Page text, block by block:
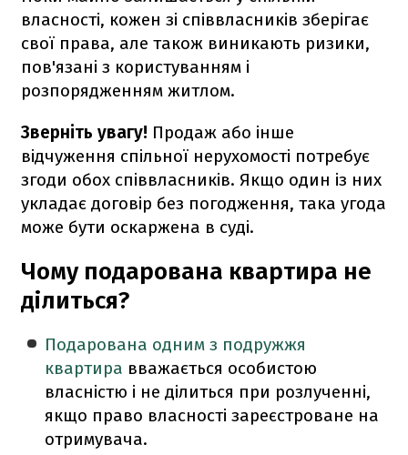
власності, кожен зі співвласників зберігає
свої права, але також виникають ризики,
пов'язані з користуванням і
розпорядженням житлом.
Зверніть увагу! Продаж або інше
відчуження спільної нерухомості потребує
згоди обох співвласників. Якщо один із них
укладає договір без погодження, така угода
може бути оскаржена в суді.
Чому подарована квартира не
ділиться?
Подарована одним з подружжя
квартира вважається особистою
власністю і не ділиться при розлученні,
якщо право власності зареєстроване на
отримувача.